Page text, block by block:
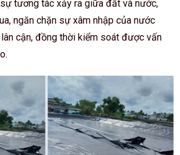
tương tác xảy ra giữa đất và nước,
ngăn chặn sự xâm nhập của nước
cận, đồng thời kiểm soát được vấn